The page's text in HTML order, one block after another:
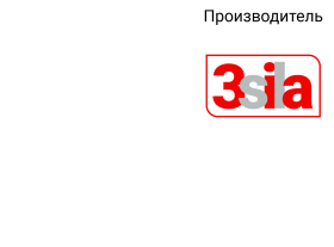
Оберіть мову
UA